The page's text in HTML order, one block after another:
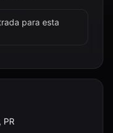
para esta
PR